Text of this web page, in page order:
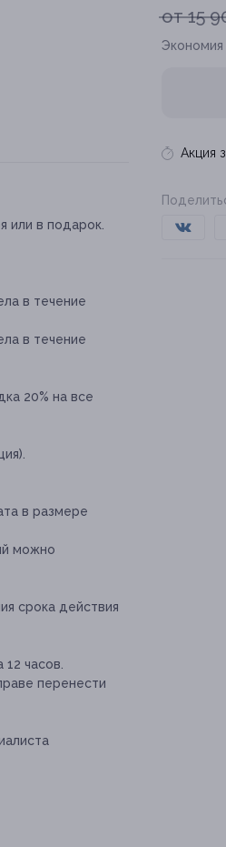
от 15
Экономия
Акция
или в подарок.
в течение
в течение
20% на все
в размере
можно
срока действия
часов.
перенести